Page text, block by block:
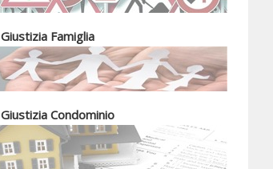
Giustizia Famiglia
Giustizia Condominio